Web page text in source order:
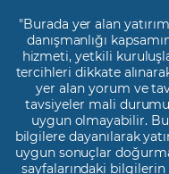
"Burada yer alan
danışmanlığı
hizmeti, yetkili
tercihleri dikkate
yer alan yorum ve
tavsiyeler mali
uygun olmayabilir.
bilgilere dayanılarak
uygun sonuçlar
sayfalarındaki bilgilerin